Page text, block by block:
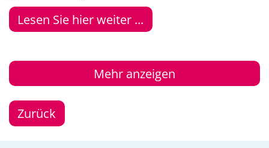
Lesen Sie hier weiter ...
Mehr anzeigen
Zurück